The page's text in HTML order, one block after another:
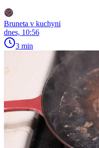
Bruneta v kuchyni
dnes, 10:56
3 min